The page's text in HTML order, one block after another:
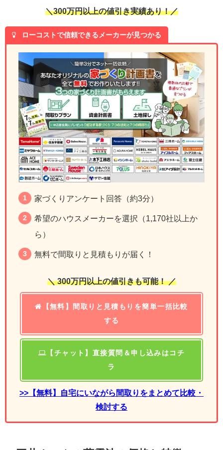
＼300万円以上の値引き実績あり！／
ローコストで信頼できるメーカーが見つかる
家づくりアンケート回答（約3分）
希望のハウスメーカーを選択（1,170社以上か
ら）
無料で間取りと見積もりが届く！
＼ 300万円以上の値引きも可能！ ／
【無料】間取りと見積もりを簡単一括比較
する
【チャット】直接質問＆申し込みはコチ
ラ
>>【無料】自宅にいながら間取りをまとめて比較・
検討する